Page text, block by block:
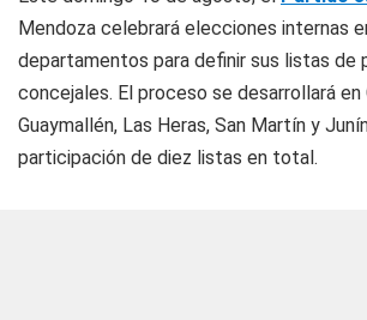
Mendoza celebrará elecciones internas
departamentos para definir sus listas de
concejales. El proceso se desarrollará en
Guaymallén, Las Heras, San Martín y
participación de diez listas en total.